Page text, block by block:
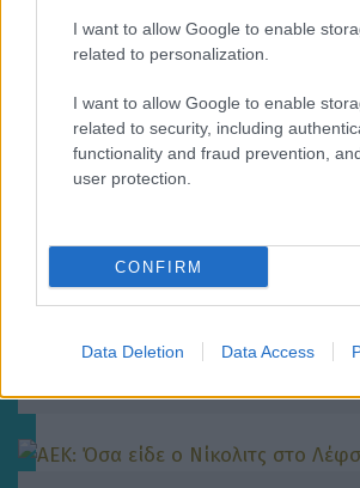
I want to allow Google to enable
related to personalization.
I want to allow Google to enable
related to security, including
functionality and fraud prevention,
user protection.
CONFIRM
Data Deletion Data Access
ΠΟΔΟΣΦΑΙΡΟ ΑΕΚ
πολύ δύσκολο, έδωσα τον καλύτερό